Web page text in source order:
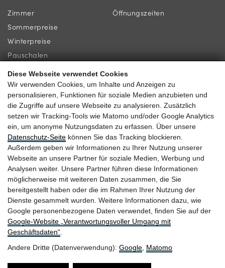
Diese Webseite verwendet Cookies
Wir verwenden Cookies, um Inhalte und Anzeigen zu
personalisieren, Funktionen für soziale Medien anzubieten und
die Zugriffe auf unsere Webseite zu analysieren. Zusätzlich
setzen wir Tracking-Tools wie Matomo und/oder Google Analytics
ein, um anonyme Nutzungsdaten zu erfassen. Über unsere
Datenschutz-Seite können Sie das Tracking blockieren.
Außerdem geben wir Informationen zu Ihrer Nutzung unserer
Webseite an unsere Partner für soziale Medien, Werbung und
Analysen weiter. Unsere Partner führen diese Informationen
möglicherweise mit weiteren Daten zusammen, die Sie
bereitgestellt haben oder die im Rahmen Ihrer Nutzung der
Dienste gesammelt wurden. Weitere Informationen dazu, wie
Google personenbezogene Daten verwendet, finden Sie auf der
Google‑Website „Verantwortungsvoller Umgang mit
Geschäftsdaten“
Andere Dritte (Datenverwendung): Google Matomo
Zimmer
Sommerpreise
Winterpreise
Pauschalen
Öffnungszeiten
INFORMATION
Newsletter
Lage & Anreise
Gästebewertungen
KONTAKT
Familie Gassner
Kirchgasse 9
5730 Mittersill
+43 6562 63 04
heitzmann@braurup.at
Anreise
Barrierefreiheit